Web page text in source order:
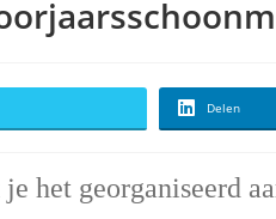
Delen
het georganiseerd